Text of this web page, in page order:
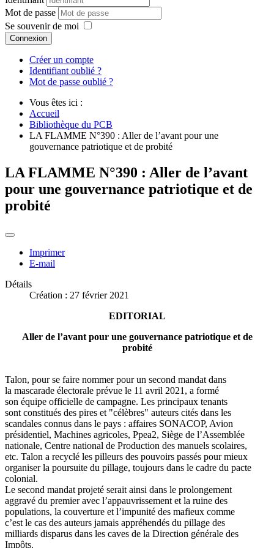
Mot de passe
Se souvenir de moi
Connexion
Créer un compte
Identifiant oublié ?
Mot de passe oublié ?
Vous êtes ici :
Accueil
Bibliothèque du PCB
LA FLAMME N°390 : Aller de l’avant pour une
gouvernance patriotique et de probité
LA FLAMME N°390 : Aller de l’avant
pour une gouvernance patriotique et de
probité
Imprimer
E-mail
Détails
Création : 27 février 2021
EDITORIAL
Aller de l’avant pour une gouvernance patriotique et de
probité
Talon, pour se faire nommer pour un second mandat dans
la mascarade électorale prévue le 11 avril 2021, a formé
son équipe officielle de campagne. Les principaux tenants
sont constitués des pires et "célèbres" auteurs cités dans les
scandales connus dans le pays : affaires SONACOP, Avion
présidentiel, Machines agricoles, Ppea2, Siège de l’Assemblée
nationale, Centre national de Production des manuels scolaires,
etc. Talon a recyclé les pilleurs des pouvoirs passés pour mieux
organiser la poursuite du pillage, toujours dans le cadre du pacte
colonial.
Le second mandat projeté serait ainsi dans le prolongement
aggravé du premier avec l’appauvrissement et la ruine des
populations, la couverture et l’impunité des mafieux comme
c’est le cas des auteurs jamais appréhendés du pillage des
milliards disparus dans les caves de la Direction générale des
Impôts.